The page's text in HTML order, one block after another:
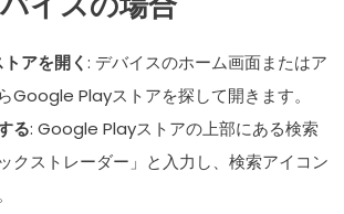
イスの場合
アを開く: デバイスのホーム画面またはア
Google Playストアを探して開きます。
る: Google Playストアの上部にある検索
クストレーダー」と入力し、検索アイコン